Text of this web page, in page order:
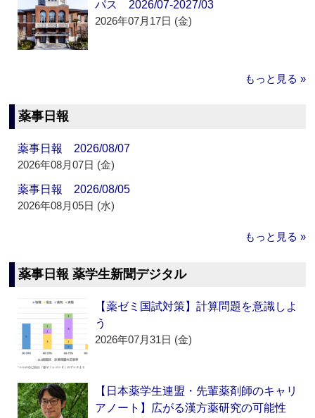
パス 2026/07-2027/03
2026年07月17日 (金)
もっと見る »
薬事日報
薬事日報 2026/08/07
2026年08月07日 (金)
薬事日報 2026/08/05
2026年08月05日 (水)
もっと見る »
薬事日報 薬学生新聞デジタル
【薬ゼミ国試対策】計算問題を意識しよ
う
2026年07月31日 (金)
【日本薬学生連盟・先輩薬剤師のキャリ
アノート】広がる漢方薬研究の可能性